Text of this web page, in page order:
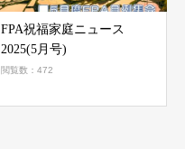
FPA祝福家庭ニュース
2025(5月号)
閲覧数：472